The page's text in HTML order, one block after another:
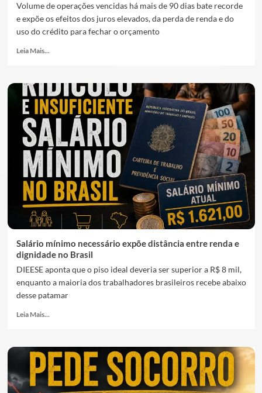
Volume de operações vencidas há mais de 90 dias bate recorde
e expõe os efeitos dos juros elevados, da perda de renda e do
uso do crédito para fechar o orçamento
Leia Mais...
Salário mínimo necessário expõe distância entre renda e
dignidade no Brasil
DIEESE aponta que o piso ideal deveria ser superior a R$ 8 mil,
enquanto a maioria dos trabalhadores brasileiros recebe abaixo
desse patamar
Leia Mais...